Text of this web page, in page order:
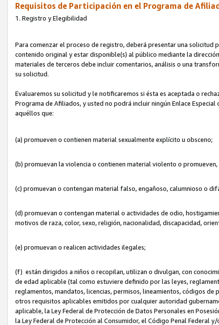
Requisitos de Participación en el Programa de
1. Registro y Elegibilidad
Para comenzar el proceso de registro, deberá presentar una solicitud
contenido original y estar disponible(s) al público mediante la
materiales de terceros debe incluir comentarios, análisis o una
su solicitud.
Evaluaremos su solicitud y le notificaremos si ésta es aceptada o
Programa de Afiliados, y usted no podrá incluir ningún Enlace
aquéllos que:
(a) promueven o contienen material sexualmente explícito u obsceno;
(b) promuevan la violencia o contienen material violento o
(c) promuevan o contengan material falso, engañoso, calumnioso o
(d) promuevan o contengan material o actividades de odio,
motivos de raza, color, sexo, religión, nacionalidad, discapacidad,
(e) promuevan o realicen actividades ilegales;
(f) están dirigidos a niños o recopilan, utilizan o divulgan, con
de edad aplicable (tal como estuviere definido por las leyes,
reglamentos, mandatos, licencias, permisos, lineamientos, códigos
otros requisitos aplicables emitidos por cualquier autoridad
aplicable, la Ley Federal de Protección de Datos Personales en
la Ley Federal de Protección al Consumidor, el Código Penal Federal